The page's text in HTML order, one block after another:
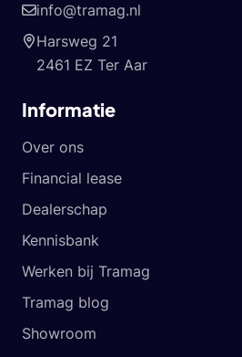
info@tramag.nl
Harsweg 21
2461 EZ Ter Aar
Informatie
Over ons
Financial lease
Dealerschap
Kennisbank
Werken bij Tramag
Tramag blog
Showroom